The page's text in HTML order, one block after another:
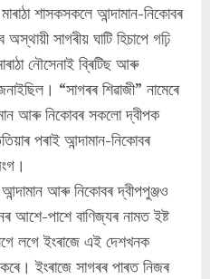
শাসকসকলে আন্দামান-নিকোবৰ
সাগৰীয় ঘাটি হিচাপে গঢ়ি
নৌসেনাই ব্ৰিটিছ আৰু
“সাগৰৰ শিৱাজী” নামেৰে
আৰু নিকোবৰ সকলো দ্বীপক
পৰাই আন্দামান-নিকোবৰ
আৰু নিকোবৰ দ্বীপপুঞ্জও
পাশে বাণিজ্যৰ নামত ইষ্ট
লগে ইংৰাজে এই দেশখনক
ইংৰাজে সাগৰৰ পাৰত নিজৰ